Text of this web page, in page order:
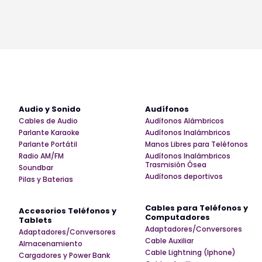
Audio y Sonido
Cables de Audio
Parlante Karaoke
Parlante Portátil
Radio AM/FM
Soundbar
Pilas y Baterias
Accesorios Teléfonos y
Tablets
Adaptadores/Conversores
Almacenamiento
Cargadores y Power Bank
Audífonos
Audífonos Alámbricos
Audífonos Inalámbricos
Manos Libres para Teléfonos
Audífonos Inalámbricos
Trasmisión Ósea
Audífonos deportivos
Cables para Teléfonos y
Computadores
Adaptadores/Conversores
Cable Auxiliar
Cable Lightning (Iphone)